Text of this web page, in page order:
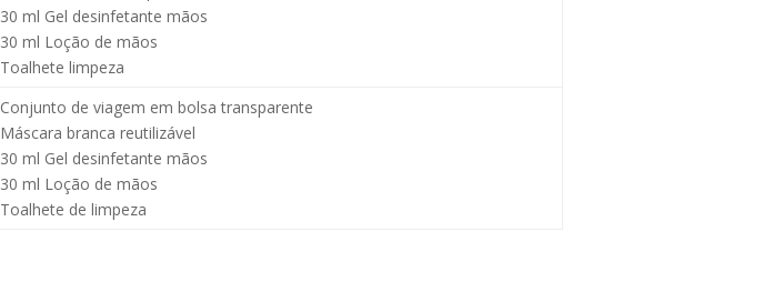
30 ml Gel desinfetante mãos
30 ml Loção de mãos
Toalhete limpeza
Conjunto de viagem em bolsa transparente
Máscara branca reutilizável
30 ml Gel desinfetante mãos
30 ml Loção de mãos
Toalhete de limpeza